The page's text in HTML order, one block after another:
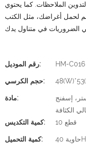
الملاحظات. كما يحتوي
أغراضك، مثل الكتب
رقم الموديل: HM-C016
حجم الكرسي:
مادة:
إسفنج
الكثافة
كمية التكديس:
10 قطع
كمية التحميل: